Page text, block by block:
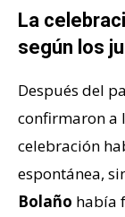
La
según los
Después del
confirmaron a
celebración
espontánea,
Bolaño había